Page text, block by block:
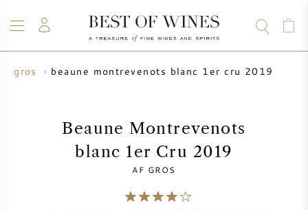
WIJN
ALLE WIJNEN
CHAMPAGNE
ALLE CHAMPAGNES
WHISKY
RUM
STERKE DRANK
SALE
WIJN SALE
UW WIJN VERKOPEN
BLOG
OVER ONS
gros beaune montrevenots blanc 1er cru 2019
Beaune Montrevenots
blanc 1er Cru 2019
AF GROS